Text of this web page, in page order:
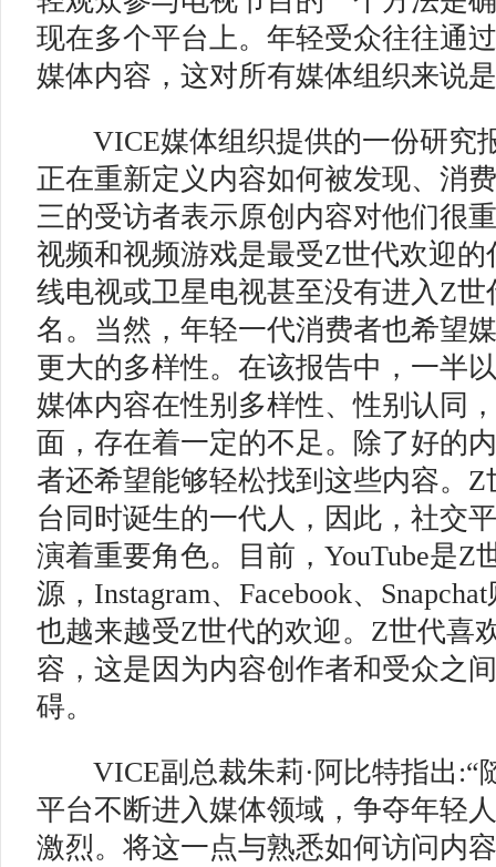
现在多个平台上。年轻受众往往通
媒体内容，这对所有媒体组织来说
VICE媒体组织提供的一份研究
正在重新定义内容如何被发现、消
三的受访者表示原创内容对他们很
视频和视频游戏是最受Z世代欢迎
线电视或卫星电视甚至没有进入Z
名。当然，年轻一代消费者也希望
更大的多样性。在该报告中，一半
媒体内容在性别多样性、性别认同
面，存在着一定的不足。除了好的
者还希望能够轻松找到这些内容。
台同时诞生的一代人，因此，社交
演着重要角色。目前，YouTube是Z
源，Instagram、Facebook、
也越来越受Z世代的欢迎。Z世代喜
容，这是因为内容创作者和受众之
碍。
VICE副总裁朱莉·阿比特指出:“
平台不断进入媒体领域，争夺年轻
激烈。将这一点与熟悉如何访问内